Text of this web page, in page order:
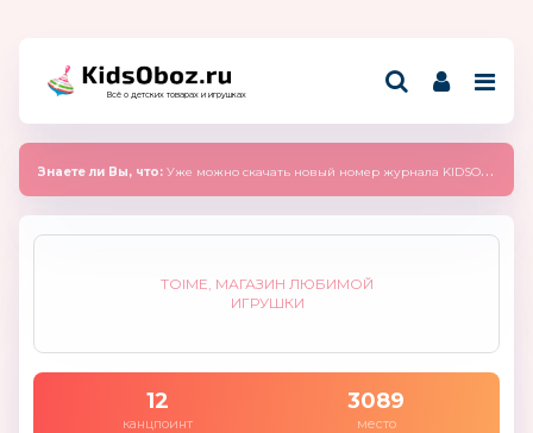
Всё о детских товарах и игрушках
Знаете ли Вы, что: Уже можно скачать новый номер журнала KIDSOBOZ 2025 (сентябрь)
TOIME, МАГАЗИН ЛЮБИМОЙ
ИГРУШКИ
12
канцпоинт
3089
место